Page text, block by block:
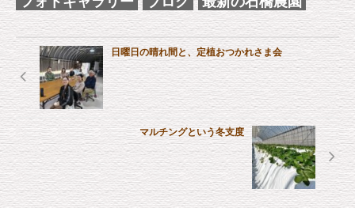
日曜日の晴れ間と、定植おつかれさま会
マルチングという冬支度